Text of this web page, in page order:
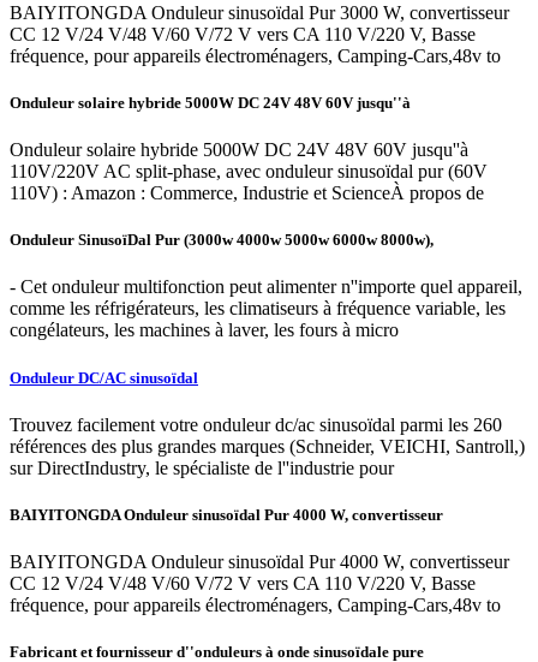
BAIYITONGDA Onduleur sinusoïdal Pur 3000 W, convertisseur
CC 12 V/24 V/48 V/60 V/72 V vers CA 110 V/220 V, Basse
fréquence, pour appareils électroménagers, Camping-Cars,48v to
Onduleur solaire hybride 5000W DC 24V 48V 60V jusqu''à
Onduleur solaire hybride 5000W DC 24V 48V 60V jusqu''à
110V/220V AC split-phase, avec onduleur sinusoïdal pur (60V
110V) : Amazon : Commerce, Industrie et ScienceÀ propos de
Onduleur SinusoïDal Pur (3000w 4000w 5000w 6000w 8000w),
- Cet onduleur multifonction peut alimenter n''importe quel appareil,
comme les réfrigérateurs, les climatiseurs à fréquence variable, les
congélateurs, les machines à laver, les fours à micro
Onduleur DC/AC sinusoïdal
Trouvez facilement votre onduleur dc/ac sinusoïdal parmi les 260
références des plus grandes marques (Schneider, VEICHI, Santroll,)
sur DirectIndustry, le spécialiste de l''industrie pour
BAIYITONGDA Onduleur sinusoïdal Pur 4000 W, convertisseur
BAIYITONGDA Onduleur sinusoïdal Pur 4000 W, convertisseur
CC 12 V/24 V/48 V/60 V/72 V vers CA 110 V/220 V, Basse
fréquence, pour appareils électroménagers, Camping-Cars,48v to
Fabricant et fournisseur d''onduleurs à onde sinusoïdale pure